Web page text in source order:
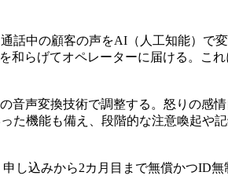
話中の顧客の声をAI（人工知能）で
和らげてオペレーターに届ける。こ
音声変換技術で調整する。怒りの感
た機能も備え、段階的な注意喚起や
し込みから2カ月目まで無償かつID無